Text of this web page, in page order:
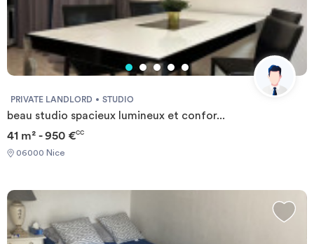
PRIVATE LANDLORD STUDIO
beau studio spacieux lumineux et confor...
41 m² - 950 €CC
06000 Nice